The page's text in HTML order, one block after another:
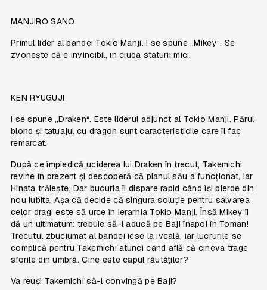
MANJIRO SANO
Primul lider al bandei Tokio Manji. I se spune „Mikey“. Se
zvonește că e invincibil, în ciuda staturii mici.
KEN RYUGUJI
I se spune „Draken“. Este liderul adjunct al Tokio Manji. Părul
blond și tatuajul cu dragon sunt caracteristicile care îl fac
remarcat.
După ce împiedică uciderea lui Draken în trecut, Takemichi
revine în prezent și descoperă că planul său a funcționat, iar
Hinata trăiește. Dar bucuria îi dispare rapid când își pierde din
nou iubita. Așa că decide că singura soluție pentru salvarea
celor dragi este să urce în ierarhia Tokio Manji. Însă Mikey îi
dă un ultimatum: trebuie să-l aducă pe Baji înapoi în Toman!
Trecutul zbuciumat al bandei iese la iveală, iar lucrurile se
complică pentru Takemichi atunci când află că cineva trage
sforile din umbră. Cine este capul răutăților?
Va reuși Takemichi să-l convingă pe Baji?